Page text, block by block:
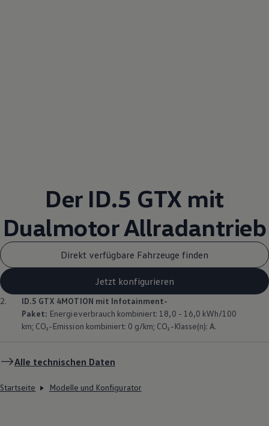
Der ID.5 GTX mit
DualmotorAllradantrieb
Direkt verfügbare Fahrzeuge finden
Jetzt konfigurieren
2. ID.5 GTX 4MOTION mit Infotainment-
Paket: Energieverbrauch kombiniert: 18,0 - 16,0 kWh/100
km; CO₂-Emission kombiniert: 0 g/km; CO₂-Klasse(n): A.
Alle technischen Daten
Startseite Modelle und Konfigurator